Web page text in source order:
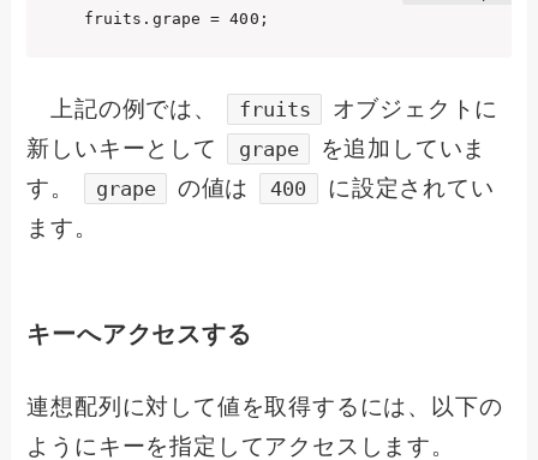
fruits.grape = 400;
上記の例では、 fruits
オブジェクトに
新しいキーとして
grape
を追加していま
す。
grape の値は 400
に設定されてい
ます。
キーへアクセスする
連想配列に対して値を取得するには、以下の
ようにキーを指定してアクセスします。